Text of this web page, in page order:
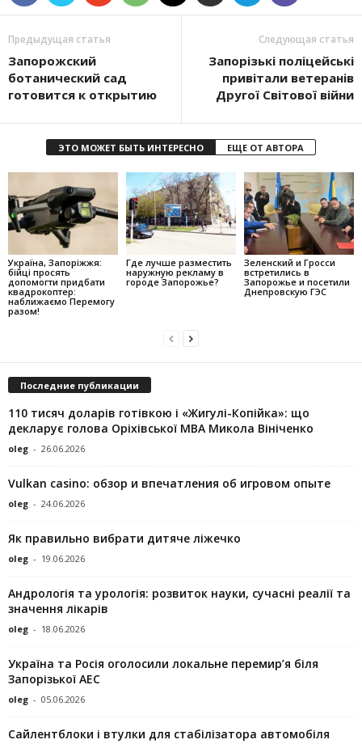
Предыдущая статья
Запорожский
ботанический сад
готовится к открытию
Следующая статья
Запорізькі поліцейські
привітали ветеранів
Другої Світової війни
ЭТО МОЖЕТ БЫТЬ ИНТЕРЕСНО ЕЩЕ ОТ АВТОРА
Україна, Запоріжжя:
бійці просять
допомогти придбати
квадрокоптер:
наближаємо Перемогу
разом!
Где лучше разместить
наружную рекламу в
городе Запорожье?
Зеленский и Гросси
встретились в
Запорожье и посетили
Днепровскую ГЭС
Последние публикации
110 тисяч доларів готівкою і «Жигулі-Копійка»: що
декларує голова Оріхівської МВА Микола Вініченко
oleg - 26.06.2026
Vulkan casino: обзор и впечатления об игровом опыте
oleg - 24.06.2026
Як правильно вибрати дитяче ліжечко
oleg - 19.06.2026
Андрологія та урологія: розвиток науки, сучасні реалії та
значення лікарів
oleg - 18.06.2026
Україна та Росія оголосили локальне перемир’я біля
Запорізької АЕС
oleg - 05.06.2026
Сайлентблоки і втулки для стабілізатора автомобіля